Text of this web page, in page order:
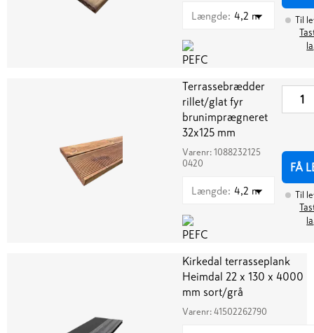
Længde: 4,2 m
Til
Terrassebrædder
rillet/glat fyr
brunimprægneret
32x125 mm
Varenr: 1088232125
0420
Længde: 4,2 m
FÅ
Til
Kirkedal terrasseplank
Heimdal 22 x 130 x 4000
mm sort/grå
Varenr: 41502262790